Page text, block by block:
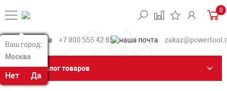
Ваш город:
Москва
Нет Да
Ваш город:
Москва
Нет Да
0
+7 800 555 42 85
Каталог товаров